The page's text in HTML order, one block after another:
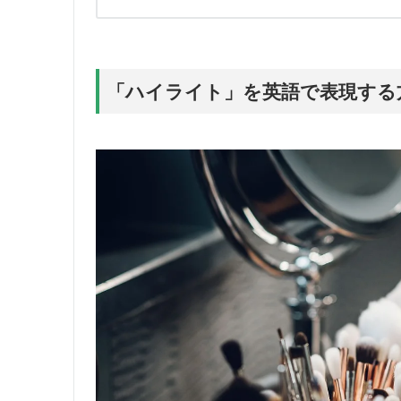
「ハイライト」を英語で表現す